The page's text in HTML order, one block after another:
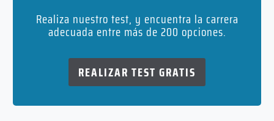
Realiza nuestro test, y encuentra la carrera
adecuada entre más de 200 opciones.
REALIZAR TEST GRATIS